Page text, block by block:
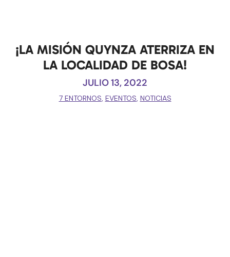
¡LA MISIÓN QUYNZA ATERRIZA EN
LA LOCALIDAD DE BOSA!
JULIO 13, 2022
7 ENTORNOS, EVENTOS, NOTICIAS